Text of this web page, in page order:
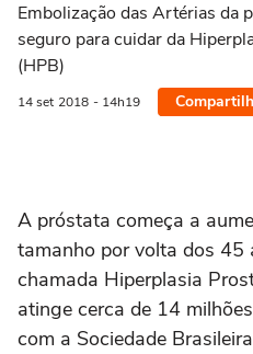
Embolização das Artérias da
seguro para cuidar da
(HPB)
14 set 2018 - 14h19
A próstata começa a
tamanho por volta dos 45
chamada Hiperplasia
atinge cerca de 14
com a Sociedade